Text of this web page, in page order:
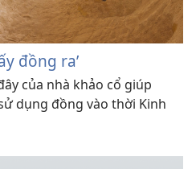
đồng ra’
của nhà khảo cổ giúp
dụng đồng vào thời Kinh